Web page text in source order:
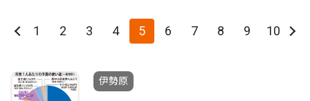
1 2 3 4 5 6 7 8 9 10
伊勢原